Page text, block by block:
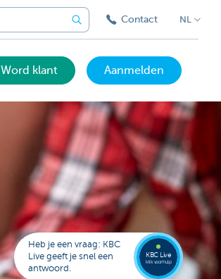
Contact NL
Word klant Aanmelden
Heb je een vraag: KBC
Live geeft je snel een
antwoord.
KBC Live
klik voor hulp
Bel
een
KBC
Live
expert
078
152
153